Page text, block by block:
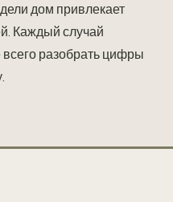
дом привлекает
Каждый случай
разобрать цифры